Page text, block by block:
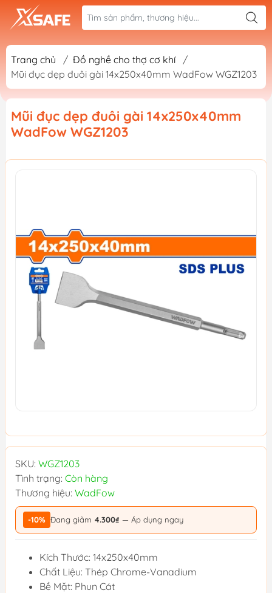
Trang chủ / Đồ nghề cho thợ cơ khí
/
Mũi đục dẹp đuôi gài 14x250x40mm WadFow WGZ1203
Mũi đục dẹp đuôi gài 14x250x40mm
WadFow WGZ1203
SKU: WGZ1203
Tình trạng: Còn hàng
Thương hiệu: WadFow
-10% Đang giảm 4.300₫ — Áp dụng ngay
Kích Thước: 14x250x40mm
Chất Liệu: Thép Chrome-Vanadium
Bề Mặt: Phun Cát